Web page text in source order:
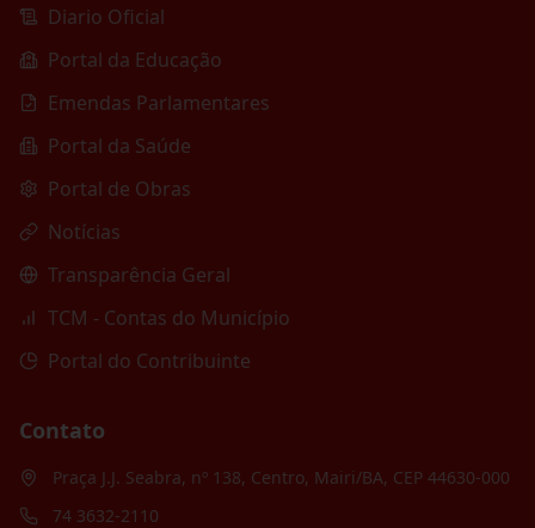
Diario Oficial
Portal da Educação
Emendas Parlamentares
Portal da Saúde
Portal de Obras
Notícias
Transparência Geral
TCM - Contas do Município
Portal do Contribuinte
Contato
Praça J.J. Seabra, nº 138, Centro, Mairi/BA, CEP 44630-000
74 3632-2110